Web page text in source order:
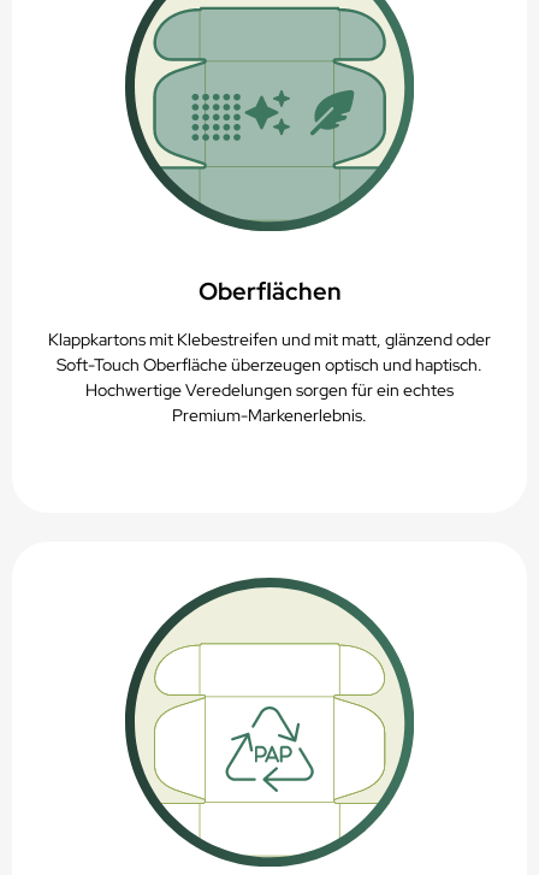
Oberflächen
Klappkartons mit Klebestreifen und mit matt, glänzend oder
Soft-Touch Oberfläche überzeugen optisch und haptisch.
Hochwertige Veredelungen sorgen für ein echtes
Premium-Markenerlebnis.